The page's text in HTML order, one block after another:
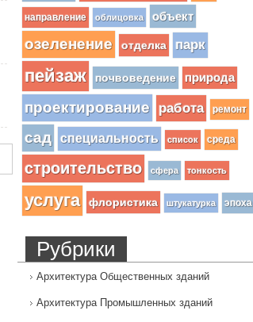
направление облицовка объект
озеленение отделка парк
пейзаж почвоведение природа
проектирование работа ремонт
сад специальность список среда
строительство сфера тонкость
услуга флористика штукатурка эпоха
Рубрики
Архитектура Общественных зданий
Архитектура Промышленных зданий